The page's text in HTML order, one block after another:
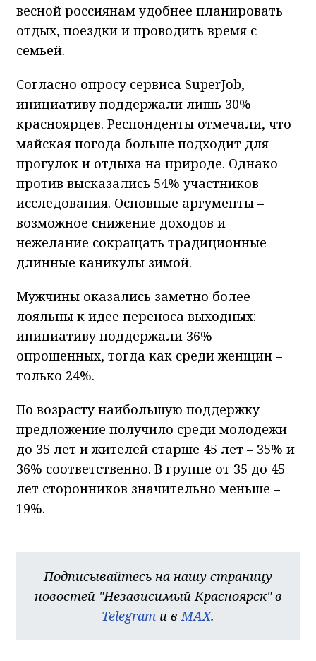
весной россиянам удобнее планировать
отдых, поездки и проводить время с
семьей.
Согласно опросу сервиса SuperJob,
инициативу поддержали лишь 30%
красноярцев. Респонденты отмечали, что
майская погода больше подходит для
прогулок и отдыха на природе. Однако
против высказались 54% участников
исследования. Основные аргументы –
возможное снижение доходов и
нежелание сокращать традиционные
длинные каникулы зимой.
Мужчины оказались заметно более
лояльны к идее переноса выходных:
инициативу поддержали 36%
опрошенных, тогда как среди женщин –
только 24%.
По возрасту наибольшую поддержку
предложение получило среди молодежи
до 35 лет и жителей старше 45 лет – 35% и
36% соответственно. В группе от 35 до 45
лет сторонников значительно меньше –
19%.
Подписывайтесь на нашу страницу
новостей "Независимый Красноярск" в
Telegram и в MAX.